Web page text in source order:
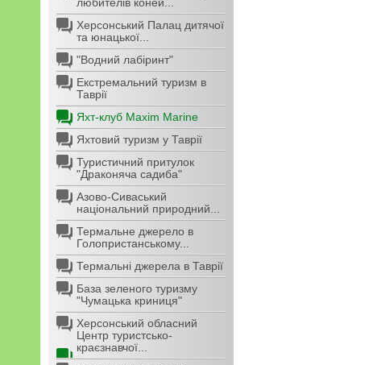
Херсонський Палац дитячої
та юнацької...
"Водний лабіринт"
Екстремальний туризм в
Таврії
Яхт-клуб Maxim Marine
Яхтовий туризм у Таврії
Туристичний притулок
"Драконяча садиба"
Азово-Сиваський
національний природний...
Термальне джерело в
Голопристанському...
Термальні джерела в Таврії
База зеленого туризму
"Чумацька криниця"
Херсонський обласний
Центр туристсько-
краєзнавчої...